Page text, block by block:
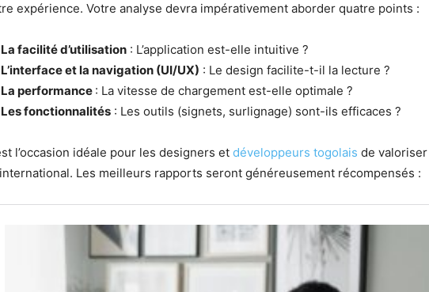
expérience. Votre analyse devra impérativement aborder quatre points :
La facilité d’utilisation : L’application est-elle intuitive ?
L’interface et la navigation (UI/UX) : Le design facilite-t-il la lecture ?
La performance : La vitesse de chargement est-elle optimale ?
Les fonctionnalités : Les outils (signets, surlignage) sont-ils efficaces ?
l’occasion idéale pour les designers et développeurs togolais de
Les meilleurs rapports seront généreusement récompensés :